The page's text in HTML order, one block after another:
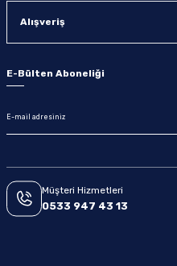
Alışveriş
E-Bülten Aboneliği
Müşteri Hizmetleri
0533 947 43 13